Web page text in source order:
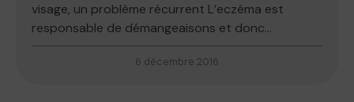
visage, un problème récurrent L’eczéma est
responsable de démangeaisons et donc...
6 décembre 2016